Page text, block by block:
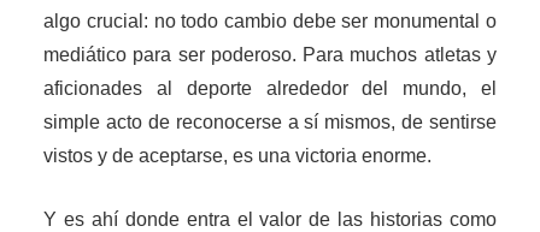
algo crucial: no todo cambio debe ser monumental o
mediático para ser poderoso. Para muchos atletas y
aficionades al deporte alrededor del mundo, el
simple acto de reconocerse a sí mismos, de sentirse
vistos y de aceptarse, es una victoria enorme.
Y es ahí donde entra el valor de las historias como